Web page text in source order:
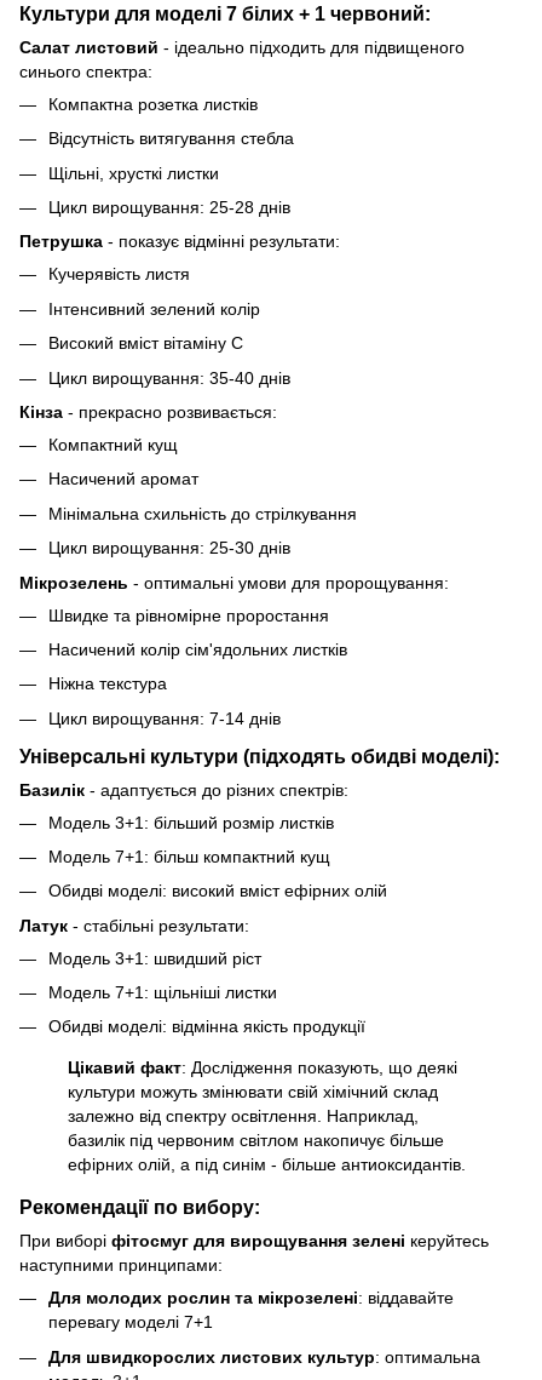
Культури для моделі 7 білих + 1 червоний:
Салат листовий - ідеально підходить для підвищеного
синього спектра:
Компактна розетка листків
Відсутність витягування стебла
Щільні, хрусткі листки
Цикл вирощування: 25-28 днів
Петрушка - показує відмінні результати:
Кучерявість листя
Інтенсивний зелений колір
Високий вміст вітаміну С
Цикл вирощування: 35-40 днів
Кінза - прекрасно розвивається:
Компактний кущ
Насичений аромат
Мінімальна схильність до стрілкування
Цикл вирощування: 25-30 днів
Мікрозелень - оптимальні умови для пророщування:
Швидке та рівномірне проростання
Насичений колір сім'ядольних листків
Ніжна текстура
Цикл вирощування: 7-14 днів
Універсальні культури (підходять обидві моделі):
Базилік - адаптується до різних спектрів:
Модель 3+1: більший розмір листків
Модель 7+1: більш компактний кущ
Обидві моделі: високий вміст ефірних олій
Латук - стабільні результати:
Модель 3+1: швидший ріст
Модель 7+1: щільніші листки
Обидві моделі: відмінна якість продукції
Цікавий факт: Дослідження показують, що деякі
культури можуть змінювати свій хімічний склад
залежно від спектру освітлення. Наприклад,
базилік під червоним світлом накопичує більше
ефірних олій, а під синім - більше антиоксидантів.
Рекомендації по вибору:
При виборі фітосмуг для вирощування зелені керуйтесь
наступними принципами:
Для молодих рослин та мікрозелені: віддавайте
перевагу моделі 7+1
Для швидкорослих листових культур: оптимальна